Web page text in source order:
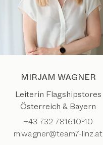
MIRJAM WAGNER
Leiterin Flagshipstores
Österreich & Bayern
+43 732 781610-10
m.wagner@team7-linz.at